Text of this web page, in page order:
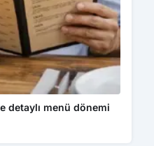
detaylı menü dönemi